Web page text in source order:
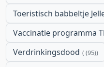
Toeristisch babbeltje
Vaccinatie programma
Verdrinkingsdood (95)